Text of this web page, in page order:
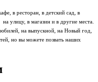
в ресторан, в детский сад, в
улицу, в магазин и в другие места.
на выпускной, на Новый год,
но вы можете позвать наших